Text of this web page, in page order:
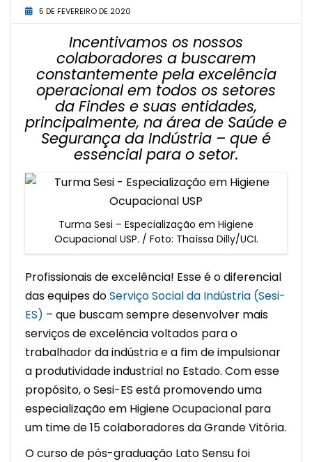
5 DE FEVEREIRO DE 2020
Incentivamos os nossos
colaboradores a buscarem
constantemente pela excelência
operacional em todos os setores
da Findes e suas entidades,
principalmente, na área de Saúde e
Segurança da Indústria – que é
essencial para o setor.
Turma Sesi – Especialização em Higiene
Ocupacional USP. / Foto: Thaíssa Dilly/UCI.
Profissionais de excelência! Esse é o diferencial
das equipes doServiço Social da Indústria (Sesi-
ES) – que buscam sempre desenvolver mais
serviços de excelência voltados para o
trabalhador da indústria e a fim de impulsionar
a produtividade industrial no Estado. Com esse
propósito, o Sesi-ES está promovendo uma
especialização em Higiene Ocupacional para
um time de 15 colaboradores da Grande Vitória.
O curso de pós-graduação Lato Sensu foi